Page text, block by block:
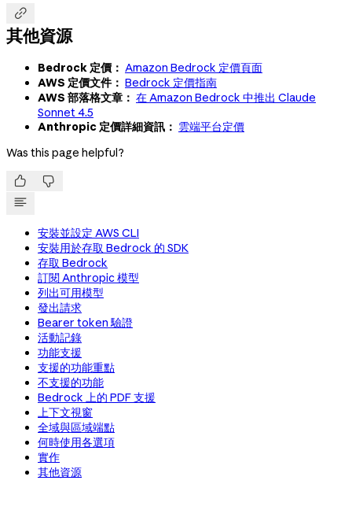

其他資源
Bedrock 定價： Amazon Bedrock 定價頁面
AWS 定價文件： Bedrock 定價指南
AWS 部落格文章： 在 Amazon Bedrock 中推出 Claude
Sonnet 4.5
Anthropic 定價詳細資訊： 雲端平台定價
Was this page helpful?
 
安裝並設定 AWS CLI
安裝用於存取 Bedrock 的 SDK
存取 Bedrock
訂閱 Anthropic 模型
列出可用模型
發出請求
Bearer token 驗證
活動記錄
功能支援
支援的功能重點
不支援的功能
Bedrock 上的 PDF 支援
上下文視窗
全域與區域端點
何時使用各選項
實作
其他資源